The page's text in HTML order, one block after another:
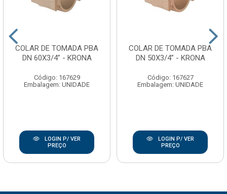
COLAR DE TOMADA PBA
DN 60X3/4” - KRONA
Código: 167629
Embalagem: UNIDADE
LOGIN P/ VER
PREÇO
COLAR DE TOMADA PBA
DN 50X3/4” - KRONA
Código: 167627
Embalagem: UNIDADE
LOGIN P/ VER
PREÇO